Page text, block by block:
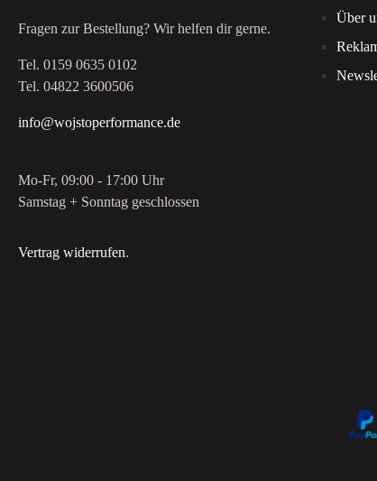
Fragen zur Bestellung? Wir helfen dir gerne.
Tel. 0159 0635 0102
Tel. 04822 3600506
info@wojstoperformance.de
Mo-Fr, 09:00 - 17:00 Uhr
Samstag + Sonntag geschlossen
Vertrag widerrufen.
Über